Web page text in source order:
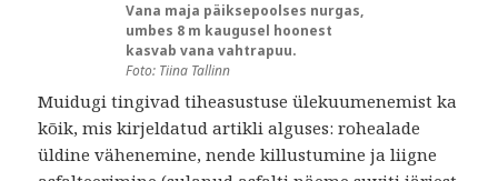
Vana maja päiksepoolses nurgas,
umbes 8 m kaugusel hoonest
kasvab vana vahtrapuu.
Foto: Tiina Tallinn
Muidugi tingivad tiheasustuse ülekuumenemist ka
kõik, mis kirjeldatud artikli alguses: rohealade
üldine vähenemine, nende killustumine ja liigne